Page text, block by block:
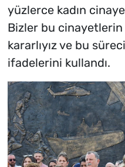
yüzlerce kadın
Bizler bu cinayetlerin
kararlıyız ve bu
ifadelerini kullandı.